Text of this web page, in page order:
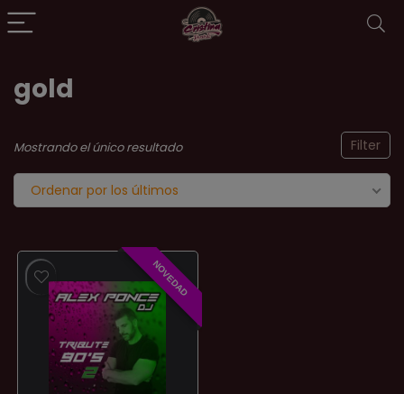
gold
Filter
Mostrando el único resultado
Ordenar por los últimos
NOVEDAD